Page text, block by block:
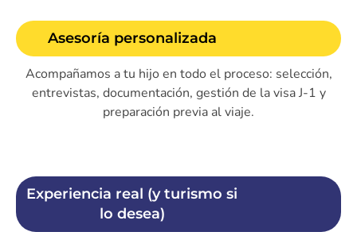
Asesoría personalizada​
Acompañamos a tu hijo en todo el proceso: selección,
entrevistas, documentación, gestión de la visa J-1 y
preparación previa al viaje.
Experiencia real (y turismo si
lo desea)